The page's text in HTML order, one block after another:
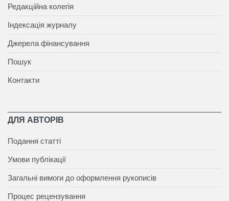
Редакційна колегія
Індексація журналу
Джерела фінансування
Пошук
Контакти
ДЛЯ АВТОРІВ
Подання статті
Умови публікації
Загальні вимоги до оформлення рукописів
Процес рецензування